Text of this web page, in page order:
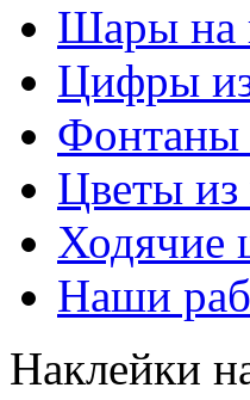
Шары на
Цифры
Фонтаны
Цветы
Ходячие
Наши
Наклейки